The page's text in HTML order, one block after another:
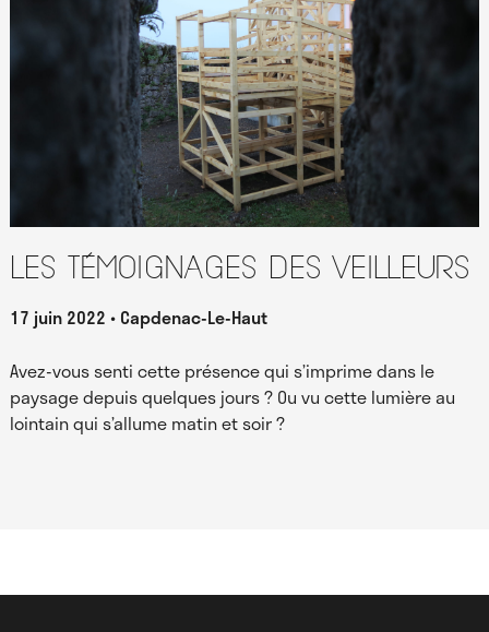
Les témoignages des Veilleurs
17 juin 2022 Capdenac-Le-Haut
Avez-vous senti cette présence qui s’imprime dans le
paysage depuis quelques jours ? Ou vu cette lumière au
lointain qui s’allume matin et soir ?